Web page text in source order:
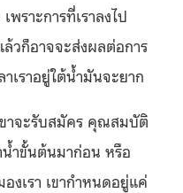
ราะการที่เราลงไป
วก็อาจจะส่งผลต่อการ
าเราอยู่ใต้น้ำมันจะยาก
ขาจะรับสมัคร คุณสมบัติ
น้ำขั้นต้นมาก่อน หรือ
งเรา เขากำหนดอยู่แค่